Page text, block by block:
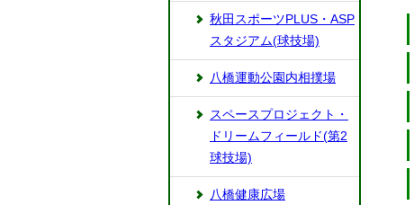
秋田スポーツPLUS・ASP
スタジアム(球技場)
八橋運動公園内相撲場
スペースプロジェクト・
ドリームフィールド(第2
球技場)
八橋健康広場